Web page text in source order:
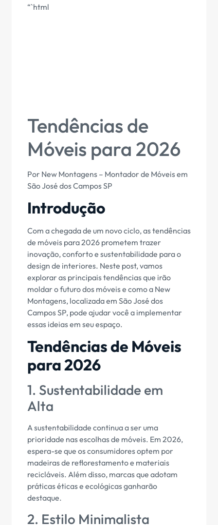
“`html
Tendências de
Móveis para 2026
Por New Montagens – Montador de Móveis em
São José dos Campos SP
Introdução
Com a chegada de um novo ciclo, as tendências
de móveis para 2026 prometem trazer
inovação, conforto e sustentabilidade para o
design de interiores. Neste post, vamos
explorar as principais tendências que irão
moldar o futuro dos móveis e como a New
Montagens, localizada em São José dos
Campos SP, pode ajudar você a implementar
essas ideias em seu espaço.
Tendências de Móveis
para 2026
1. Sustentabilidade em
Alta
A sustentabilidade continua a ser uma
prioridade nas escolhas de móveis. Em 2026,
espera-se que os consumidores optem por
madeiras de reflorestamento e materiais
recicláveis. Além disso, marcas que adotam
práticas éticas e ecológicas ganharão
destaque.
2. Estilo Minimalista